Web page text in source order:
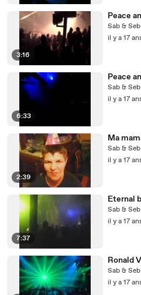
3:16
Peace
Sab & Seb
il y a 17
6:33
Peace
Sab & Seb
il y a 17
2:39
Ma
Sab & Seb
il y a 17
7:37
Eternal
Sab & Seb
il y a 17
Ronald
Sab & Seb
il y a 17